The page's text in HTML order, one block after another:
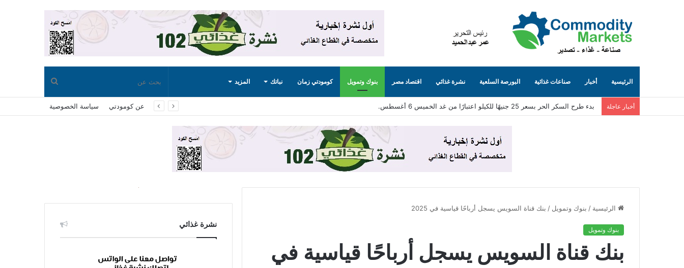
الرئيسية أخبار صناعات غذائية البورصة السلعية نشرة غذائي اقتصاد مصر بنوك وتمويل كومودتي زمان نباتك المزيد بحث
عن
أخبار عاجلة فتح أسواق جديدة لـ الثوم المصري باليابان ودول الخليج لامتصاص فائض الإنتاج .. تفاصيل عن كومودتي سياسة الخصوصية
الرئيسية / بنوك وتمويل / بنك قناة السويس يسجل أرباحًا قياسية في 2025
بنوك وتمويل
بنك قناة السويس يسجل أرباحًا قياسية في
نشرة غذائي